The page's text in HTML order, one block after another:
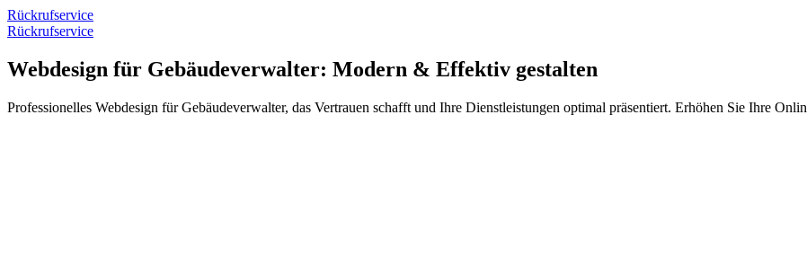
Rückrufservice
Rückrufservice
Webdesign für Gebäudeverwalter: Modern & Effektiv gestalten
Professionelles Webdesign für Gebäudeverwalter, das Vertrauen schafft und Ihre Dienstleistungen optimal präsentiert. Erhöhen Sie Ihre